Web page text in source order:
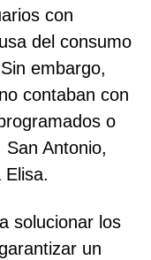
con
del consumo
embargo,
contaban con
o
Antonio,
Elisa.
solucionar los
un